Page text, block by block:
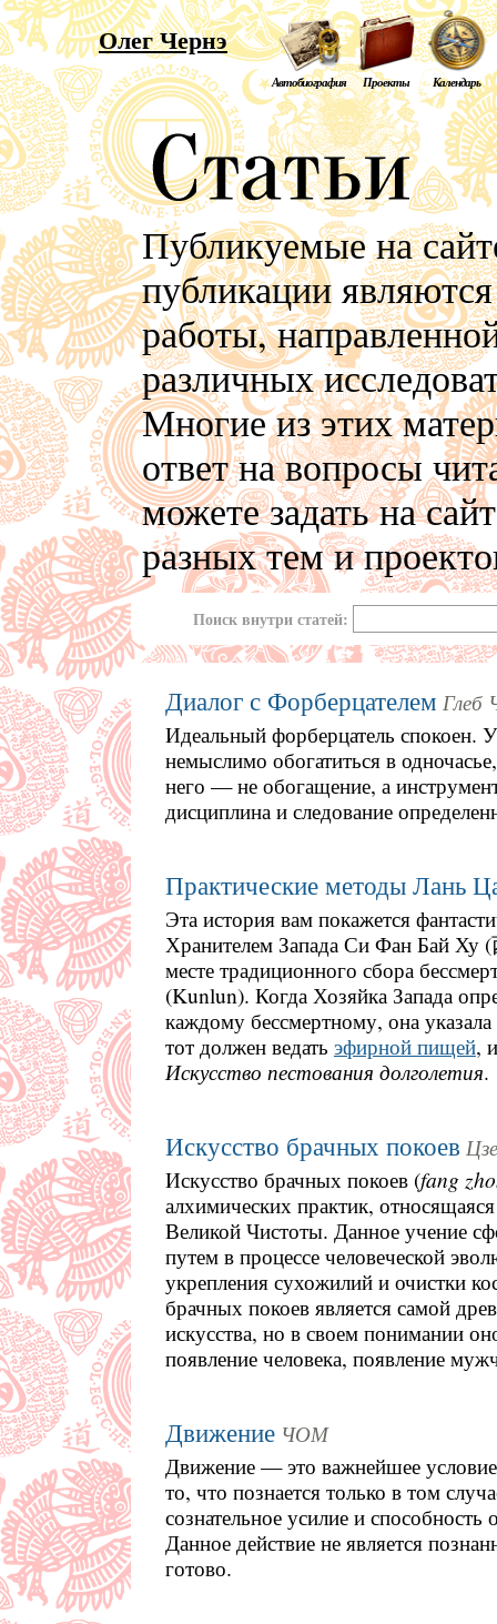
Олег Чернэ
Автобиография Проекты Календарь
Публикуемые на
публикации
работы,
различных
Многие из этих
ответ на вопросы
можете задать на
разных тем и
Поиск внутри статей:
Диалог с Форберцателем Глеб
Идеальный форберцатель спокоен.
немыслимо обогатиться в
него — не обогащение, а
дисциплина и следование
Практические методы Лань
Эта история вам покажется
Хранителем Запада Си Фан Бай Ху
месте традиционного сбора
(Kunlun). Когда Хозяйка Запада
каждому бессмертному, она
тот должен ведать эфирной пищей,
Искусство пестования долголетия.
Искусство брачных покоев
Искусство брачных покоев (fang
алхимических практик,
Великой Чистоты. Данное учение
путем в процессе человеческой
укрепления сухожилий и очистки
брачных покоев является самой
искусства, но в своем понимании
появление человека, появление
Движение ЧОМ
Движение — это важнейшее
то, что познается только в том
сознательное усилие и способность
Данное действие не является
готово.